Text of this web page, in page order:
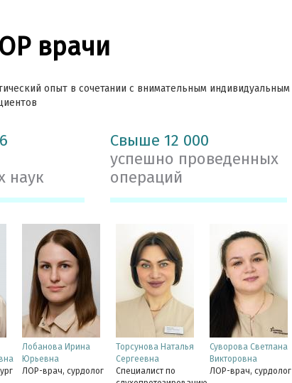
врачи
опыт в сочетании с внимательным индивидуальным
наук
Свыше 12 000
успешно проведенных
операций
Лобанова Ирина
Юрьевна
ЛОР-врач, сурдолог
Торсунова Наталья
Сергеевна
Специалист по
Суворова Светлана
Викторовна
ЛОР-врач, сурдолог